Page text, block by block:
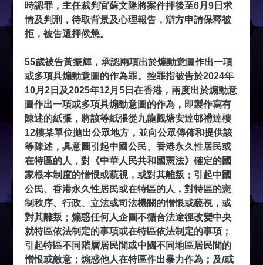
時認罪，主任裁判官蘇文隆將案件押後至6月9日求
情及判刑，待取背景及心理報告，辯方申請保釋被
拒，被告還押候懲。
55歲被告黃振輝，承認兩項出於煽動意圖作出一項
或多項具煽動意圖的作為罪。控罪指被告於2024年
10月2日及2025年12月5日在香港，兩度出於煽動意
圖作出一項或多項具煽動意圖的作為，即製作寫有
陳述的紙張，將該等紙張從九龍觀塘安達邨禮達樓
12樓某單位拋出公眾地方，並向公眾傳佈和提供該
等陳述，具意圖引起中國公民、香港永久性居民或
在特區的人，對《中華人民共和國憲法》確定的國
家根本制度的憎恨或藐視，或對其離叛；引起中國
公民、香港永久性居民或在特區的人，對特區的憲
制秩序、行政、立法或司法機關的憎恨或藐視，或
對其離叛；煽惑任何人企圖不循合法途徑改變中央
就特區依法制定的事項或在特區依法制定的事項；
引起特區不同階層居民間或中國不同地區居民間的
憎恨或敵意；煽惑他人在特區作出暴力作為；及/或